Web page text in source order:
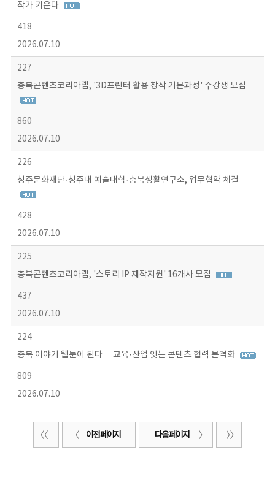
작가 키운다
418
2026.07.10
227
충북콘텐츠코리아랩, '3D프린터 활용 창작 기본과정' 수강생 모집
860
2026.07.10
226
청주문화재단·청주대 예술대학·충북생활연구소, 업무협약 체결
428
2026.07.10
225
충북콘텐츠코리아랩, '스토리 IP 제작지원' 16개사 모집
437
2026.07.10
224
충북 이야기 웹툰이 된다… 교육·산업 잇는 콘텐츠 협력 본격화
809
2026.07.10
이전 페이지 다음 페이지